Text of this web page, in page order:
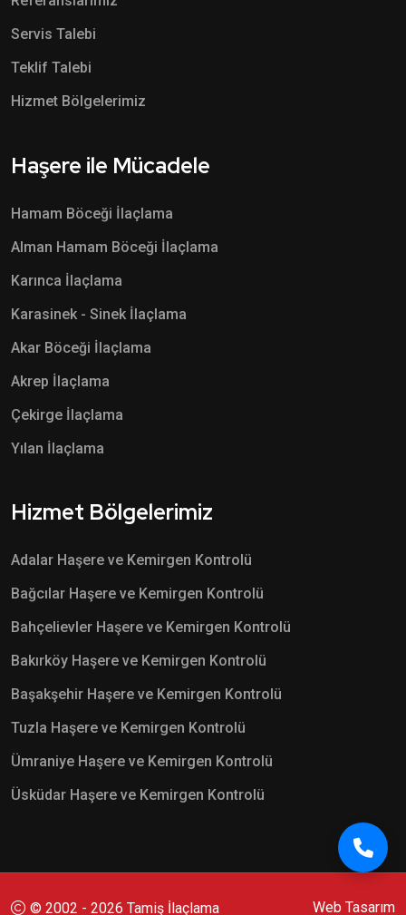
Servis Talebi
Teklif Talebi
Hizmet Bölgelerimiz
Haşere ile Mücadele
Hamam Böceği İlaçlama
Alman Hamam Böceği İlaçlama
Karınca İlaçlama
Karasinek - Sinek İlaçlama
Akar Böceği İlaçlama
Akrep İlaçlama
Çekirge İlaçlama
Yılan İlaçlama
Hizmet Bölgelerimiz
Adalar Haşere ve Kemirgen Kontrolü
Bağcılar Haşere ve Kemirgen Kontrolü
Bahçelievler Haşere ve Kemirgen Kontrolü
Bakırköy Haşere ve Kemirgen Kontrolü
Başakşehir Haşere ve Kemirgen Kontrolü
Tuzla Haşere ve Kemirgen Kontrolü
Ümraniye Haşere ve Kemirgen Kontrolü
Üsküdar Haşere ve Kemirgen Kontrolü
© 2002 - 2026 Tamiş İlaçlama Web Tasarım